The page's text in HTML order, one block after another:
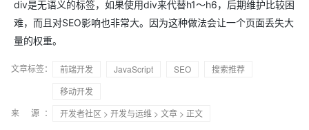
div是无语义的标签，如果使用div来代替h1～h6，后期维护比较困
难，而且对SEO影响也非常大。因为这种做法会让一个页面丢失大
量的权重。
文章标签： 前端开发 JavaScript SEO
搜索推荐
移动开发
来 源：
开发者社区 > 开发与运维 > 文章 > 正文